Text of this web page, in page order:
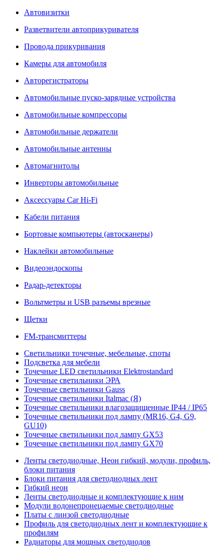
Автовизитки
Разветвители автоприкуривателя
Провода прикуривания
Камеры для автомобиля
Авторегистраторы
Автомобильные пуско-зарядные устройства
Автомобильные компрессоры
Автомобильные держатели
Автомобильные антенны
Автомагнитолы
Инверторы автомобильные
Аксессуары Car Hi-Fi
Кабели питания
Бортовые компьютеры (автосканеры)
Наклейки автомобильные
Видеоэндоскопы
Радар-детекторы
Вольтметры и USB разъемы врезные
Щетки
FM-трансмиттеры
Светильники точечные, мебельные, споты
Подсветка для мебели
Точечные LED светильники Elektrostandard
Точечные светильники ЭРА
Точечные светильники Gauss
Точечные светильники Italmac (Я)
Точечные светильники влагозащищенные IP44 / IP65
Точечные светильники под лампу (MR16, G4, G9,
GU10)
Точечные светильники под лампу GX53
Точечные светильники под лампу GX70
Ленты светодиодные, Неон гибкий, модули, профиль,
блоки питания
Блоки питания для светодиодных лент
Гибкий неон
Ленты светодиодные и комплектующие к ним
Модули водонепронецаемые светодиодные
Платы с линзой светодиодные
Профиль для светодиодных лент и комплектующие к
профилям
Радиаторы для мощных светодиодов